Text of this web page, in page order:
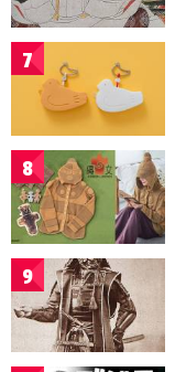
7
8
9